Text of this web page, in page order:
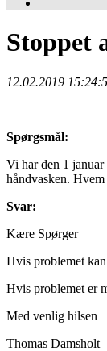
Stoppet
12.02.2019
Spørgsmål:
Vi har den 1
håndvasken.
Svar:
Kære Spørger
Hvis problemet
Hvis problemet er
Med venlig hilsen
Thomas Damsholt